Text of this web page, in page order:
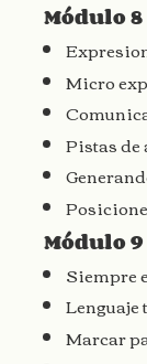
Módulo 8
Micro
Pistas de
Módulo 9
Siempre
Marcar